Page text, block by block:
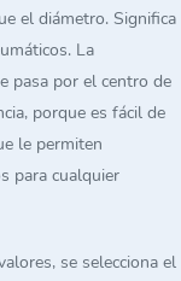
el diámetro. Significa
La
pasa por el centro de
porque es fácil de
le permiten
para cualquier
se selecciona el